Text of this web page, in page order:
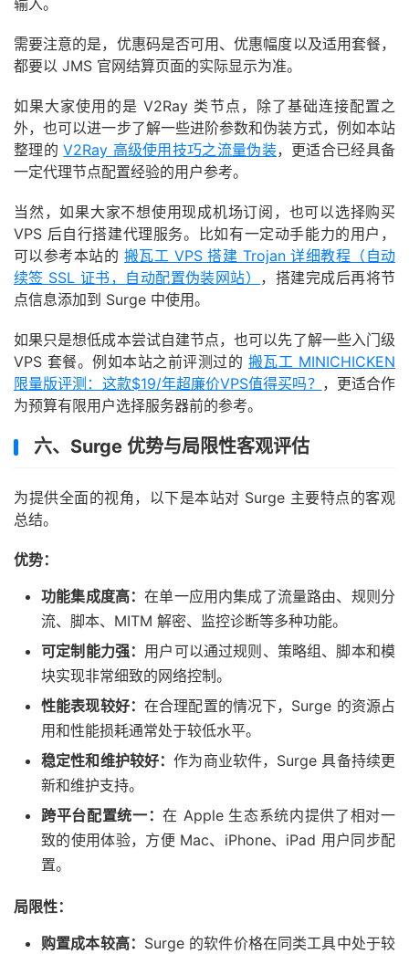
输入。
需要注意的是，优惠码是否可用、优惠幅度以及适用套餐，
都要以 JMS 官网结算页面的实际显示为准。
如果大家使用的是 V2Ray 类节点，除了基础连接配置之
外，也可以进一步了解一些进阶参数和伪装方式，例如本站
整理的V2Ray 高级使用技巧之流量伪装，更适合已经具备
一定代理节点配置经验的用户参考。
当然，如果大家不想使用现成机场订阅，也可以选择购买
VPS 后自行搭建代理服务。比如有一定动手能力的用户，
可以参考本站的 搬瓦工 VPS 搭建 Trojan 详细教程（自动
续签 SSL 证书，自动配置伪装网站） ，搭建完成后再将节
点信息添加到 Surge 中使用。
如果只是想低成本尝试自建节点，也可以先了解一些入门级
VPS 套餐。例如本站之前评测过的 搬瓦工 MINICHICKEN
限量版评测：这款$19/年超廉价VPS值得买吗？ ，更适合作
为预算有限用户选择服务器前的参考。
六、Surge 优势与局限性客观评估
为提供全面的视角，以下是本站对 Surge 主要特点的客观
总结。
优势：
功能集成度高：在单一应用内集成了流量路由、规则分
流、脚本、MITM 解密、监控诊断等多种功能。
可定制能力强： 用户可以通过规则、策略组、脚本和模
块实现非常细致的网络控制。
性能表现较好： 在合理配置的情况下，Surge 的资源占
用和性能损耗通常处于较低水平。
稳定性和维护较好：作为商业软件，Surge 具备持续更
新和维护支持。
跨平台配置统一：在 Apple 生态系统内提供了相对一
致的使用体验，方便 Mac、iPhone、iPad 用户同步配
置。
局限性：
购置成本较高： Surge 的软件价格在同类工具中处于较